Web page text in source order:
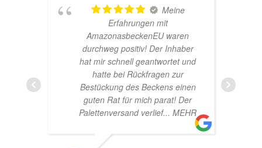
Meine
Erfahrungen mit
AmazonasbeckenEU waren
durchweg positiv! Der Inhaber
hat mir schnell geantwortet und
hatte bei Rückfragen zur
Bestückung des Beckens einen
guten Rat für mich parat! Der
Palettenversand verlief... MEHR